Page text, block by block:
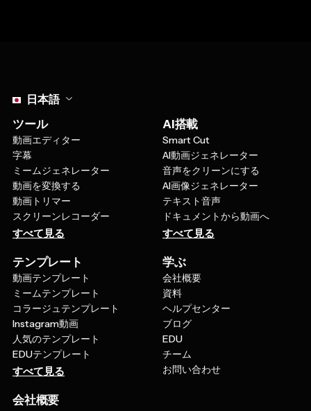
日本語
ツール
動画エディター
字幕
ミームジェネレーター
動画を変換する
動画トリマー
スクリーンレコーダー
すべて見る
AI搭載
Smart Cut
AI動画ジェネレーター
音声をクリーンにする
AI画像ジェネレーター
テキスト音声
ドキュメントから動画へ
すべて見る
テンプレート
動画テンプレート
ミームテンプレート
コラージュテンプレート
Instagram動画
人気のテンプレート
EDUテンプレート
すべて見る
学ぶ
会社概要
資料
ヘルプセンター
ブログ
EDU
チーム
お問い合わせ
会社概要